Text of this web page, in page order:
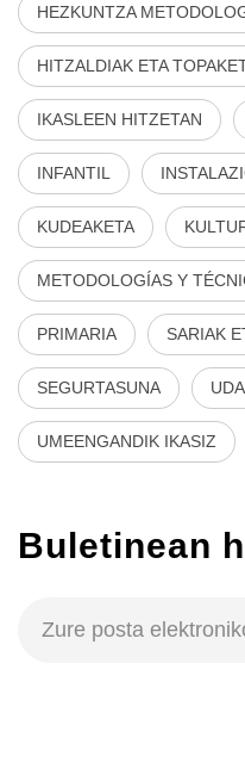
HEZKUNTZA
HITZALDIAK ETA
IKASLEEN HITZETAN
INFANTIL
KUDEAKETA
METODOLOGÍAS Y
PRIMARIA SARIAK
SEGURTASUNA
UMEENGANDIK IKASIZ
Buletinean